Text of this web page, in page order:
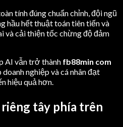
tính đúng chuẩn chỉnh, đội ngũ
hầu hết thuật toán tiên tiến và
và cải thiện tốc chừng độ đảm
AI vẫn trở thành fb88min com
nghiệp và cá nhân đạt
hiệu quả hơn.
tây phía trên